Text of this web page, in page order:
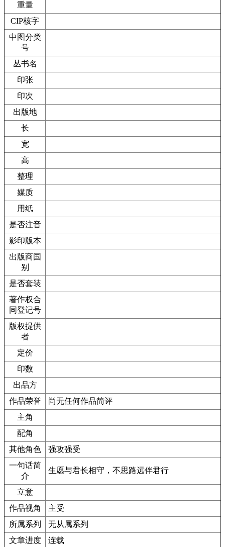
重量
CIP核字
中图分类
号
丛书名
印张
印次
出版地
长
宽
高
整理
媒质
用纸
是否注音
影印版本
出版商国
别
是否套装
著作权合
同登记号
版权提供
者
定价
印数
出品方
作品荣誉
尚无任何作品简评
主角
配角
其他角色
强攻强受
一句话简
介
生愿与君长相守，不思路远伴君行
立意
作品视角
主受
所属系列
无从属系列
文章进度
连载